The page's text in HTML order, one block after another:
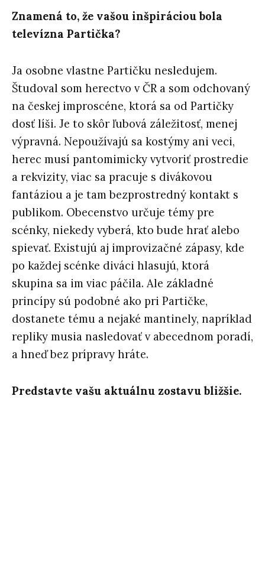
Znamená to, že vašou inšpiráciou bola
televízna Partička?
Ja osobne vlastne Partičku nesledujem.
Študoval som herectvo v ČR a som odchovaný
na českej improscéne, ktorá sa od Partičky
dosť líši. Je to skôr ľubová záležitosť, menej
výpravná. Nepoužívajú sa kostýmy ani veci,
herec musí pantomimicky vytvoriť prostredie
a rekvizity, viac sa pracuje s divákovou
fantáziou a je tam bezprostredný kontakt s
publikom. Obecenstvo určuje témy pre
scénky, niekedy vyberá, kto bude hrať alebo
spievať. Existujú aj improvizačné zápasy, kde
po každej scénke diváci hlasujú, ktorá
skupina sa im viac páčila. Ale základné
princípy sú podobné ako pri Partičke,
dostanete tému a nejaké mantinely, napríklad
repliky musia nasledovať v abecednom poradí,
a hneď bez prípravy hráte.
Predstavte vašu aktuálnu zostavu bližšie.